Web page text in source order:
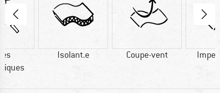
Isolant.e Coupe-vent